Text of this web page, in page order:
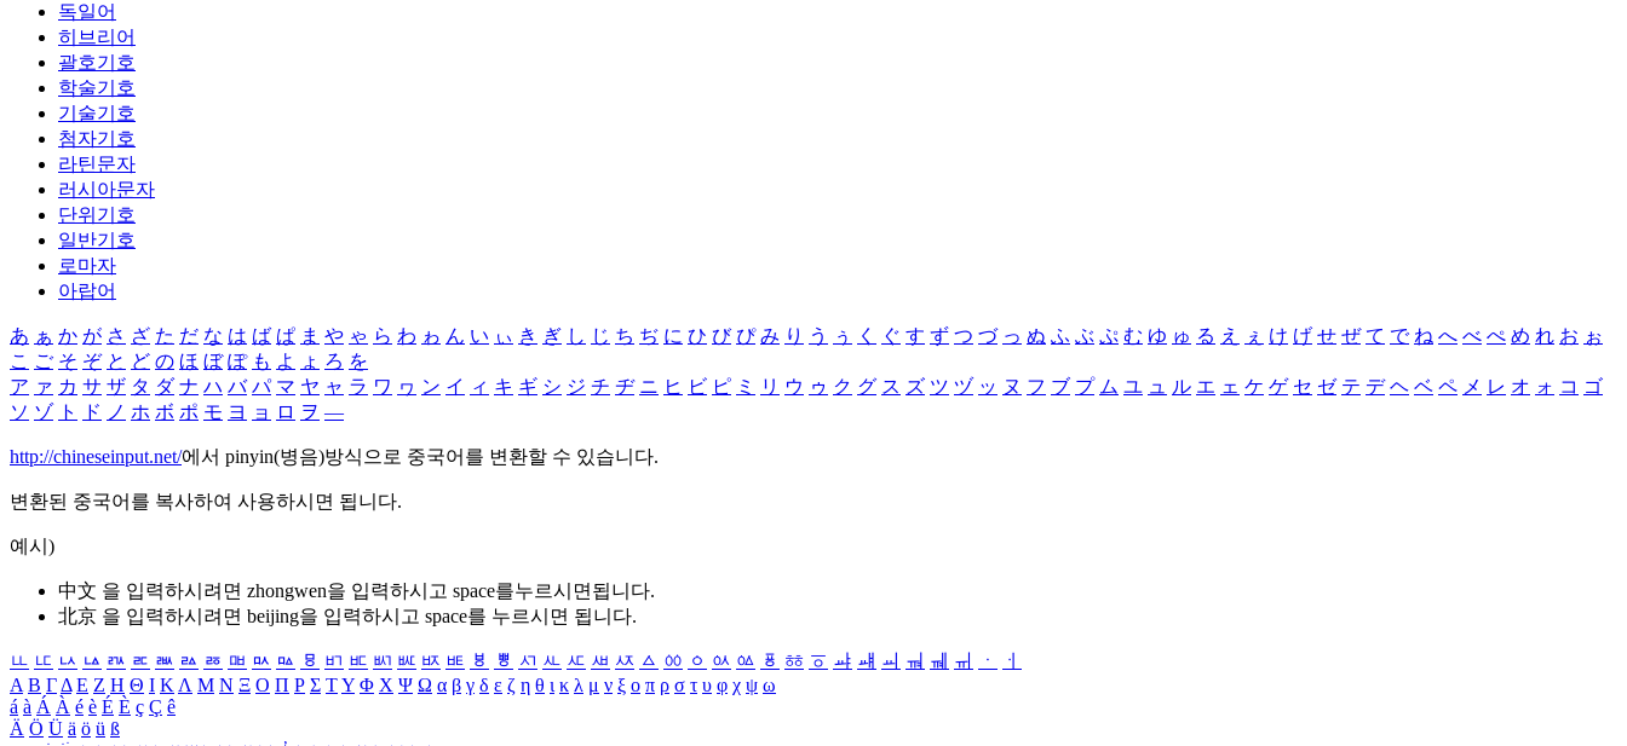
독일어
히브리어
괄호기호
학술기호
기술기호
첨자기호
라틴문자
러시아문자
단위기호
일반기호
로마자
아랍어
あ ぁ か が さ ざ た だ な は ば ぱ ま や ゃ ら わ ゎ ん い ぃ き ぎ し じ ち ぢ に ひ び ぴ み り う ぅ く ぐ す ず つ づ っ ぬ ふ ぶ ぷ む ゆ ゅ る え ぇ け げ せ ぜ て で ね へ べ ぺ め れ お ぉ
こ ご そ ぞ と ど の ほ ぼ ぽ も よ ょ ろ を
ア ァ カ サ ザ タ ダ ナ ハ バ パ マ ヤ ャ ラ ワ ヮ ン イ ィ キ ギ シ ジ チ ヂ ニ ヒ ビ ピ ミ リ ウ ゥ ク グ ス ズ ツ ヅ ッ ヌ フ ブ プ ム ユ ュ ル エ ェ ケ ゲ セ ゼ テ デ ヘ ベ ペ メ レ オ ォ コ ゴ
ソ ゾ ト ド ノ ホ ボ ポ モ ヨ ョ ロ ヲ ―
http://chineseinput.net/에서 pinyin(병음)방식으로 중국어를 변환할 수 있습니다.
변환된 중국어를 복사하여 사용하시면 됩니다.
예시)
中文 을 입력하시려면 zhongwen을 입력하시고 space를누르시면됩니다.
北京 을 입력하시려면 beijing을 입력하시고 space를 누르시면 됩니다.
ㅥ ㅦ ㅧ ㅨ ㅩ ㅪ ㅫ ㅬ ㅭ ㅮ ㅯ ㅰ ㅱ ㅲ ㅳ ㅴ ㅵ ㅶ ㅷ ㅸ ㅹ ㅺ ㅻ ㅼ ㅽ ㅾ ㅿ ㆀ ㆁ ㆂ ㆃ ㆄ ㆅ ㆆ ㆇ ㆈ ㆉ ㆊ ㆋ ㆌ ㆍ
ㆎ
Α Β ΓΔ Ε Ζ Η Θ Ι ΚΛ Μ Ν Ξ Ο Π Ρ Σ ΤΥ Φ Χ Ψ Ω α β γ δ ε ζ η θ ι κ λ μ ν ξ ο π ρ σ τ υ φ χ ψ ω
á à Á À é è É È ç Ç ê
Ä Ö Ü ä ö ü ß